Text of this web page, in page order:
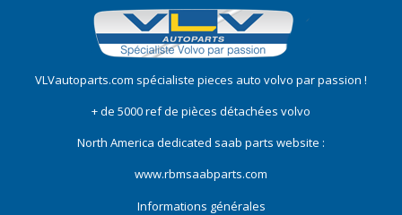
VLVautoparts.com spécialiste pieces auto volvo par passion !
+ de 5000 ref de pièces détachées volvo
North America dedicated saab parts website :
www.rbmsaabparts.com
Informations générales